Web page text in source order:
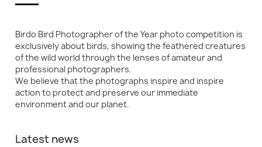
Birdo Bird Photographer of the Year photo competition is
exclusively about birds, showing the feathered creatures
of the wild world through the lenses of amateur and
professional photographers.
We believe that the photographs inspire and inspire
action to protect and preserve our immediate
environment and our planet.
Latest news